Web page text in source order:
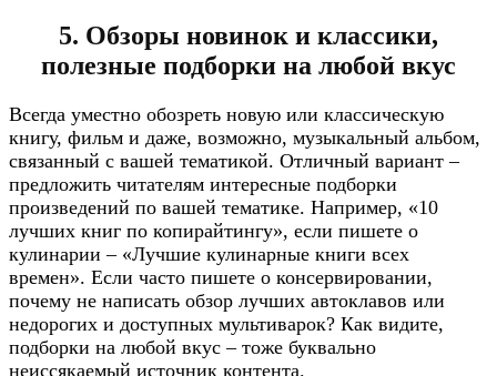
5. Обзоры новинок и классики,
полезные подборки на любой вкус
Всегда уместно обозреть новую или классическую
книгу, фильм и даже, возможно, музыкальный альбом,
связанный с вашей тематикой. Отличный вариант –
предложить читателям интересные подборки
произведений по вашей тематике. Например, «10
лучших книг по копирайтингу», если пишете о
кулинарии – «Лучшие кулинарные книги всех
времен». Если часто пишете о консервировании,
почему не написать обзор лучших автоклавов или
недорогих и доступных мультиварок? Как видите,
подборки на любой вкус – тоже буквально
неиссякаемый источник контента.